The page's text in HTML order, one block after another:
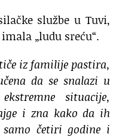
službe u Tuvi,
„ludu sreću“.
iz familije pastira,
da se snalazi u
situacije,
i zna kako da ih
četiri godine i